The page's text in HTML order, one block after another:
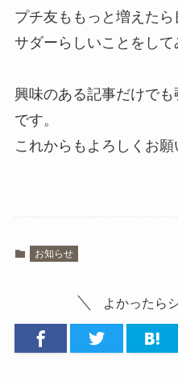
プチ友ももっと増えた
サダーらしいことをして
興味のある記事だけで
です。
これからもよろしくお願
お知らせ
よかったら